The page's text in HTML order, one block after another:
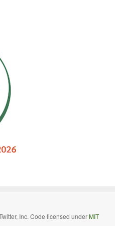
Inc. Code licensed underMIT